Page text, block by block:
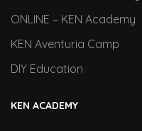
ONLINE – KEN Academy
KEN Aventuria Camp
DIY Education
KEN ACADEMY